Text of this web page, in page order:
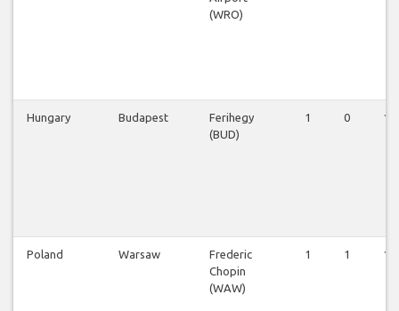
(WRO)
Hungary Budapest
Ferihegy
(BUD)
1 0 1
Poland Warsaw
Frederic
Chopin
(WAW)
1 1 1